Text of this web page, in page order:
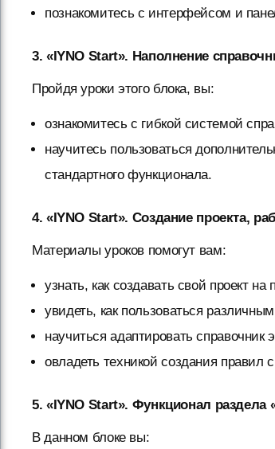
познакомитесь с интерфейсом и
3. «IYNO Start». Наполнение
Пройдя уроки этого блока, вы:
ознакомитесь с гибкой системой
научитесь пользоваться
стандартного функционала.
4. «IYNO Start». Создание проекта,
Материалы уроков помогут вам:
узнать, как создавать свой проект
увидеть, как пользоваться
научиться адаптировать справочник
овладеть техникой создания
5. «IYNO Start». Функционал
В данном блоке вы: